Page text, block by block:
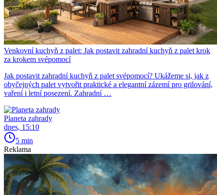
Venkovní kuchyň z palet: Jak postavit zahradní kuchyň z palet krok
za krokem svépomocí
Jak postavit zahradní kuchyň z palet svépomocí? Ukážeme si, jak z
obyčejných palet vytvořit praktické a elegantní zázemí pro grilování,
vaření i letní posezení. Zahradní …
Planeta zahrady
dnes, 15:10
5 min
Reklama